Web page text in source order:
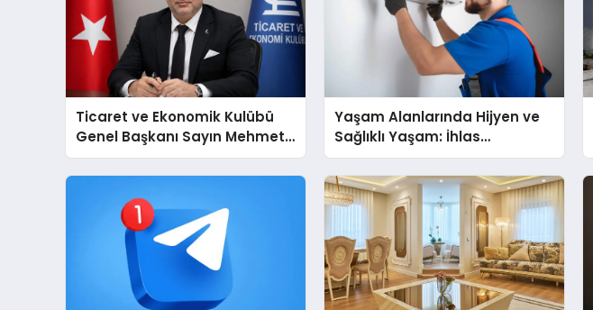
Ticaret ve Ekonomik Kulübü
Genel Başkanı Sayın Mehmet
Ulutaş, ekonomiye dair yaptığı
açıklamada şunları kaydetti:
Yaşam Alanlarında Hijyen ve
Sağlıklı Yaşam: İhlas
Cihazlarında Dürüst Teknik
Destek Deneyimi